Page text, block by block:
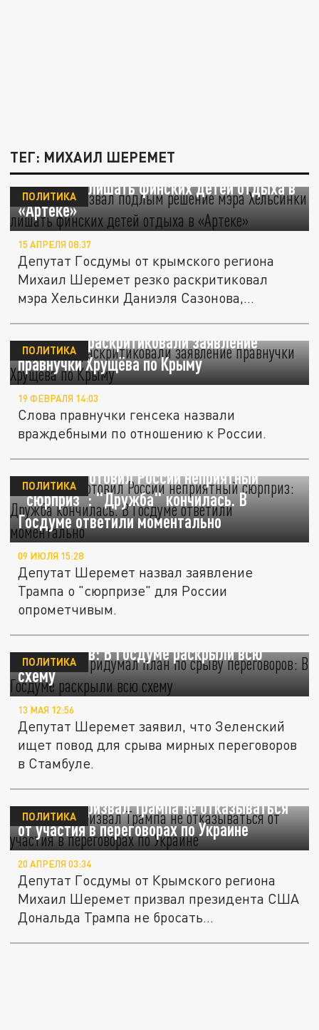
ТЕГ: МИХАИЛ ШЕРЕМЕТ
Шеремет назвал подлым решение мэра
Хельсинки лишать финских детей отдыха в
«Артеке»
ПОЛИТИКА
15 АПРЕЛЯ 08:37
Депутат Госдумы от крымского региона
Михаил Шеремет резко раскритиковал
мэра Хельсинки Даниэля Сазонова,...
В Госдуме раскритиковали заявление
правнучки Хрущёва по Крыму
ПОЛИТИКА
19 ФЕВРАЛЯ 14:03
Слова правнучки генсека назвали
враждебными по отношению к России.
Трамп подготовил России неприятный
"сюрприз": "Дружба" кончилась. В
Госдуме ответили моментально
ПОЛИТИКА
09 ИЮЛЯ 15:28
Депутат Шеремет назвал заявление
Трампа о "сюрпризе" для России
опрометчивым.
Зеленский придумал план по срыву
переговоров: В Госдуме раскрыли всю
схему
ПОЛИТИКА
13 МАЯ 12:56
Депутат Шеремет заявил, что Зеленский
ищет повод для срыва мирных переговоров
в Стамбуле.
Шеремет призвал Трампа не отказываться
от участия в переговорах по Украине
ПОЛИТИКА
20 АПРЕЛЯ 03:34
Депутат Госдумы от Крымского региона
Михаил Шеремет призвал президента США
Дональда Трампа не бросать...